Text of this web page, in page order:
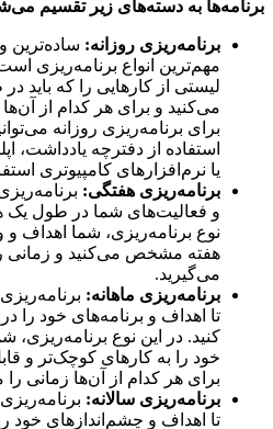
به دسته‌های زیر تقسیم می‌شوند:
برنامه‌ریزی روزانه:ساده‌ترین و در
مهم‌ترین انواع برنامه‌ریزی است.
لیستی از کارهایی را که باید در
می‌کنید و برای هر کدام از آن‌ها
برای برنامه‌ریزی روزانه می‌توانید
استفاده از دفترچه یادداشت،
یا نرم‌افزارهای کامپیوتری استفاده
برنامه‌ریزی هفتگی:برنامه‌ریزی
و فعالیت‌های شما در طول یک هفته
نوع برنامه‌ریزی، شما اهداف و
هفته مشخص می‌کنید و زمانی را
می‌گیرید.
برنامه‌ریزی ماهانه:برنامه‌ریزی
تا اهداف و برنامه‌های خود را در
کنید. در این نوع برنامه‌ریزی،
خود را به کارهای کوچک‌تر و
برای هر کدام از آن‌ها زمانی را
برنامه‌ریزی سالانه:برنامه‌ریزی
تا اهداف و چشم‌اندازهای خود